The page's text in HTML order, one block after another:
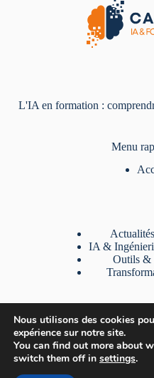
L'IA en formation :
Menu
IA &
Outils &
Liens
Nous utilisons des cookies
expérience sur notre site.
You can find out more about
switch them off in settings.